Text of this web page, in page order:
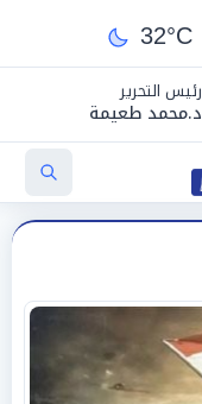
32°C
رئيس التحرير
د.محمد طعيمة